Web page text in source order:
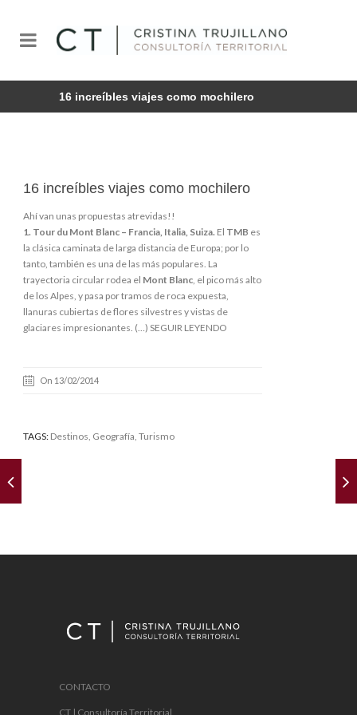
16 increíbles viajes como mochilero
16 increíbles viajes como mochilero
Ahí van unas propuestas atrevidas!!
1. Tour du Mont Blanc – Francia, Italia, Suiza. El TMB es
la clásica caminata de larga distancia de Europa; por lo
tanto, también es una de las más populares. La
trayectoria circular rodea el Mont Blanc, el pico más alto
de los Alpes, y pasa por tramos de roca expuesta,
llanuras cubiertas de flores silvestres y vistas de
glaciares impresionantes. (…) SEGUIR LEYENDO
On 13/02/2014
TAGS: Destinos Geografía , Turismo
CONTACTO
CT | Consultoría Territorial